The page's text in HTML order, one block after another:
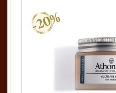
-20%